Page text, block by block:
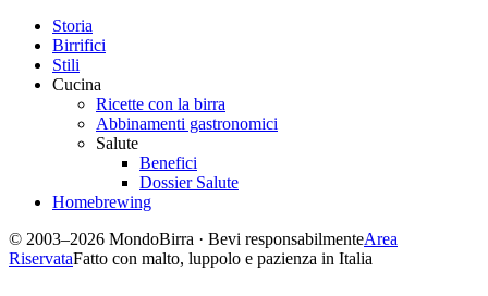
Storia
Birrifici
Stili
Cucina
Ricette con la birra
Abbinamenti gastronomici
Salute
Benefici
Dossier Salute
Homebrewing
© 2003–2026 MondoBirra · Bevi responsabilmenteArea
RiservataFatto con malto, luppolo e pazienza in Italia